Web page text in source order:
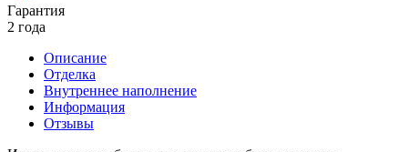
Гарантия
2 года
Описание
Отделка
Внутреннее наполнение
Информация
Отзывы